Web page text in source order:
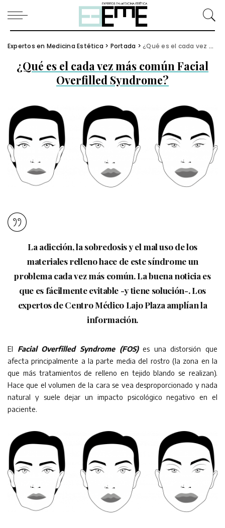
Expertos en Medicina Estética > Portada >¿Qué es el cada vez más común Facial Overfilled Syndrome?
¿Qué es el cada vez más común Facial
Overfilled Syndrome?
La adicción, la sobredosis y el mal uso de los
materiales relleno hace de este síndrome un
problema cada vez más común. La buena noticia es
que es fácilmente evitable -y tiene solución-. Los
expertos de Centro Médico Lajo Plaza amplían la
información.
El Facial Overfilled Syndrome (FOS)es una distorsión que
afecta principalmente a la parte media del rostro (la zona en la
que más tratamientos de relleno en tejido blando se realizan).
Hace que el volumen de la cara se vea desproporcionado y nada
natural y suele dejar un impacto psicológico negativo en el
paciente.